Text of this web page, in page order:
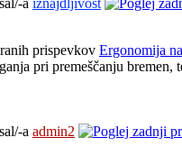
Ergonomija
pri premeščanju
a admin2